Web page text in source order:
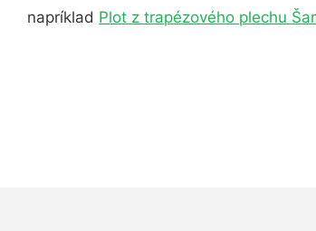
napríklad Plot z trapézového plechu